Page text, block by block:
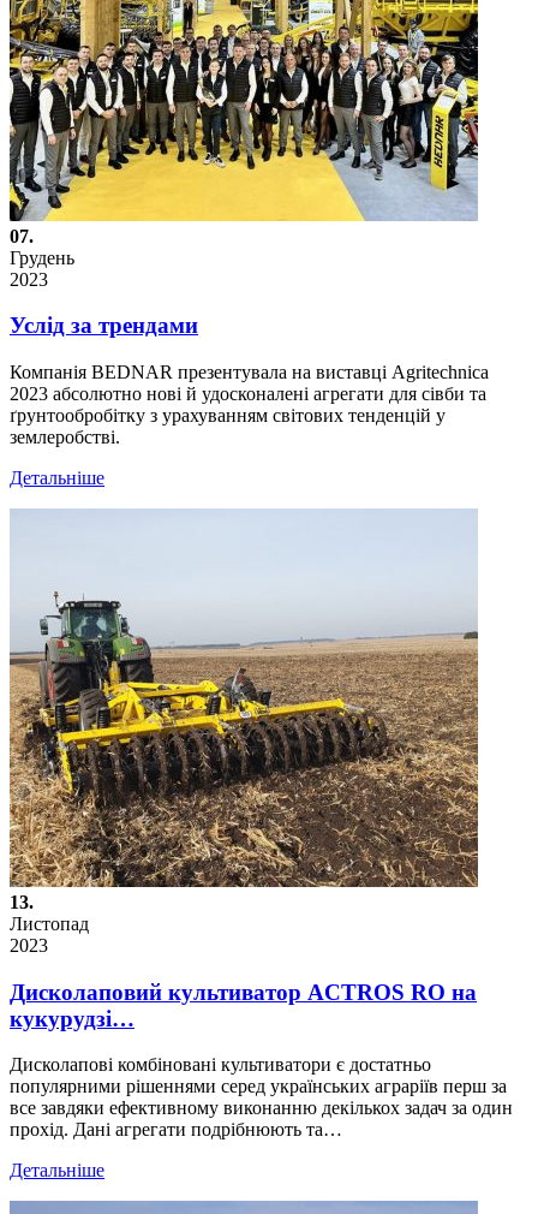
07.
Грудень
2023
Услід за трендами
Компанія BEDNAR презентувала на виставці Agrіtеchnica
2023 абсолютно нові й удосконалені агрегати для сівби та
ґрунтообробітку з урахуванням світових тенденцій у
землеробстві.
Детальніше
13.
Листопад
2023
Дисколаповий культиватор ACTROS RO на
кукурудзі…
Дисколапові комбіновані культиватори є достатньо
популярними рішеннями серед українських аграріїв перш за
все завдяки ефективному виконанню декількох задач за один
прохід. Дані агрегати подрібнюють та…
Детальніше